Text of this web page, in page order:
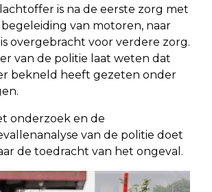
is na de eerste zorg met
van motoren, naar
overgebracht voor verdere zorg.
van de politie laat weten dat
bekneld heeft gezeten onder
onderzoek en de
van de politie doet
de toedracht van het ongeval.